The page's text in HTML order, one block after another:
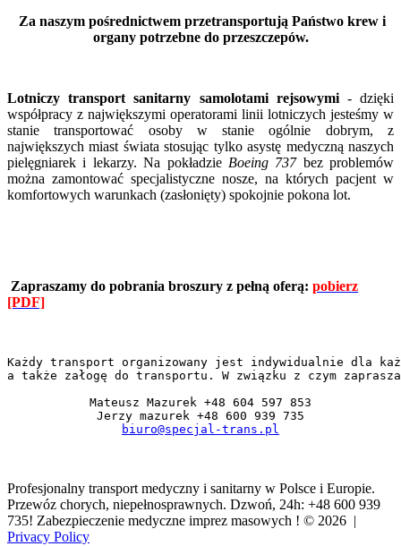
Za naszym pośrednictwem przetransportują Państwo krew i
organy potrzebne do przeszczepów.
Lotniczy transport sanitarny samolotami rejsowymi- dzięki
współpracy z największymi operatorami linii lotniczych jesteśmy w
stanie transportować osoby w stanie ogólnie dobrym, z
największych miast świata stosując tylko asystę medyczną naszych
pielęgniarek i lekarzy. Na pokładzie Boeing 737 bez problemów
można zamontować specjalistyczne nosze, na których pacjent w
komfortowych warunkach (zasłonięty) spokojnie pokona lot.
Zapraszamy do pobrania broszury z pełną oferą: pobierz
[PDF]
Każdy transport organizowany jest indywidualnie dla
a także załogę do transportu. W związku z czym
Mateusz Mazurek +48 604 597 853
biuro@specjal-trans.pl
Profesjonalny transport medyczny i sanitarny w Polsce i Europie.
Przewóz chorych, niepełnosprawnych. Dzwoń, 24h: +48 600 939
735! Zabezpieczenie medyczne imprez masowych ! © 2026 |
Privacy Policy